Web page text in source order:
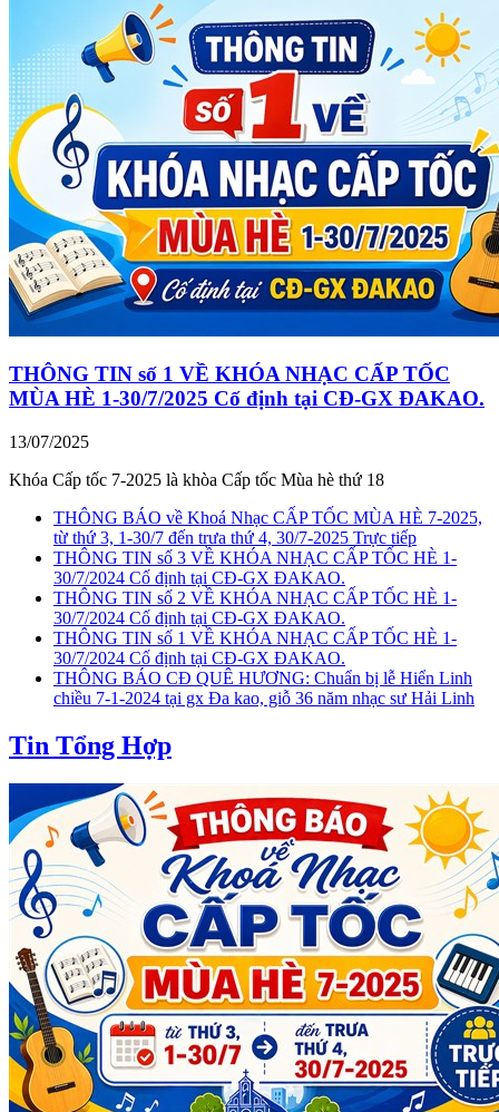
THÔNG TIN số 1 VỀ KHÓA NHẠC CẤP TỐC
MÙA HÈ 1-30/7/2025 Cố định tại CĐ-GX ĐAKAO.
13/07/2025
Khóa Cấp tốc 7-2025 là khòa Cấp tốc Mùa hè thứ 18
THÔNG BÁO về Khoá Nhạc CẤP TỐC MÙA HÈ 7-2025,
từ thứ 3, 1-30/7 đến trưa thứ 4, 30/7-2025 Trực tiếp
THÔNG TIN số 3 VỀ KHÓA NHẠC CẤP TỐC HÈ 1-
30/7/2024 Cố định tại CĐ-GX ĐAKAO.
THÔNG TIN số 2 VỀ KHÓA NHẠC CẤP TỐC HÈ 1-
30/7/2024 Cố định tại CĐ-GX ĐAKAO.
THÔNG TIN số 1 VỀ KHÓA NHẠC CẤP TỐC HÈ 1-
30/7/2024 Cố định tại CĐ-GX ĐAKAO.
THÔNG BÁO CĐ QUÊ HƯƠNG: Chuẩn bị lễ Hiển Linh
chiều 7-1-2024 tại gx Đa kao, giỗ 36 năm nhạc sư Hải Linh
Tin Tổng Hợp